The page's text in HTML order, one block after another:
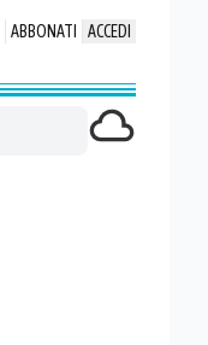
ABBONATI ACCEDI